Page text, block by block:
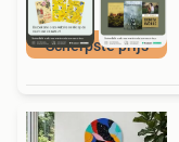
Scherpste prijs